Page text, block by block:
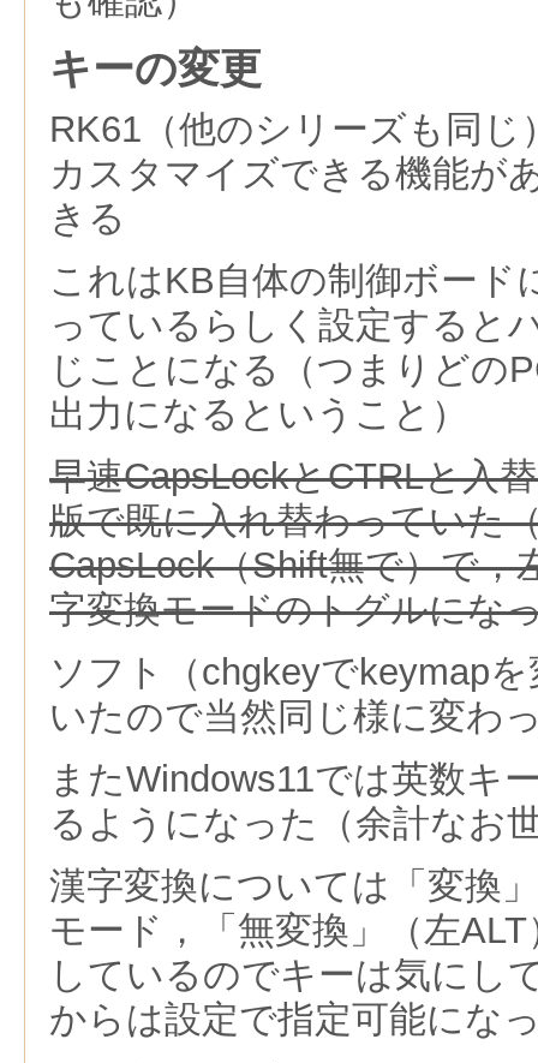
キーの変更
RK61（他のシリーズも同じ
カスタマイズできる機能が
きる
これはKB自体の制御ボード
っているらしく設定すると
じことになる（つまりどの
出力になるということ）
早速CapsLockとCTRLと入
版で既に入れ替わっていた
CapsLock（Shift無で）で，
字変換モードのトグルにな
ソフト（chgkeyでkeymap
いたので当然同じ様に変わ
またWindows11では英数キ
るようになった（余計なお
漢字変換については「変換
モード，「無変換」（左
しているのでキーは気にし
からは設定で指定可能にな